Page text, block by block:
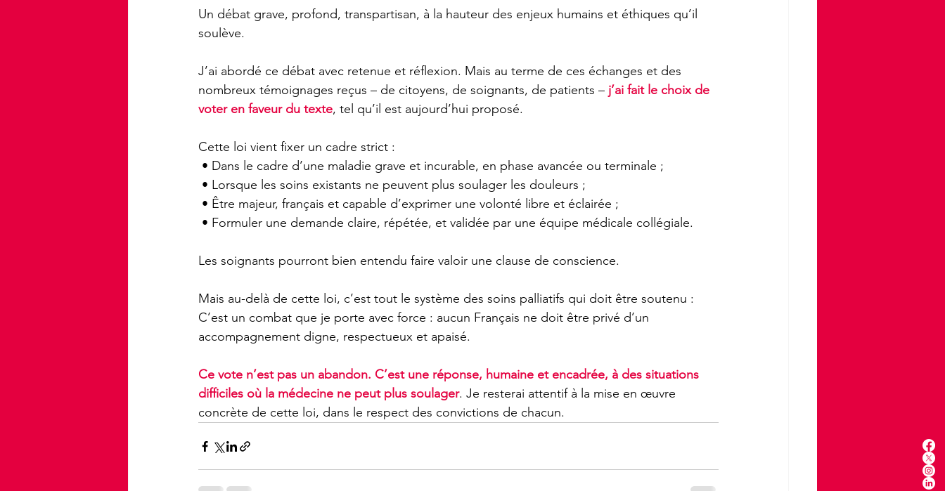
Un débat grave, profond, transpartisan, à la hauteur des enjeux humains et éthiques qu’il
soulève.
J’ai abordé ce débat avec retenue et réflexion. Mais au terme de ces échanges et des
nombreux témoignages reçus – de citoyens, de soignants, de patients – j’ai fait le choix de
voter en faveur du texte, tel qu’il est aujourd’hui proposé.
Cette loi vient fixer un cadre strict :
• Dans le cadre d’une maladie grave et incurable, en phase avancée ou terminale ;
• Lorsque les soins existants ne peuvent plus soulager les douleurs ;
• Être majeur, français et capable d’exprimer une volonté libre et éclairée ;
• Formuler une demande claire, répétée, et validée par une équipe médicale collégiale.
Les soignants pourront bien entendu faire valoir une clause de conscience.
Mais au-delà de cette loi, c’est tout le système des soins palliatifs qui doit être soutenu :
C’est un combat que je porte avec force : aucun Français ne doit être privé d’un
accompagnement digne, respectueux et apaisé.
Ce vote n’est pas un abandon. C’est une réponse, humaine et encadrée, à des situations
difficiles où la médecine ne peut plus soulager. Je resterai attentif à la mise en œuvre
concrète de cette loi, dans le respect des convictions de chacun.